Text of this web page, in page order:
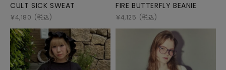
CULT SICK SWEAT
￥4,180 (税込)
FIRE BUTTERFLY BEANIE
￥4,125 (税込)